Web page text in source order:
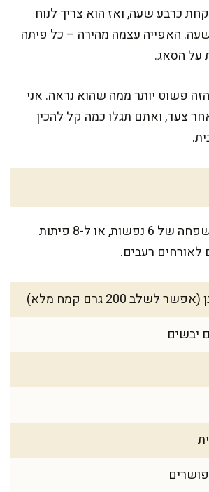
כרבע שעה, ואז הוא צריך לנוח
האפייה עצמה מהירה – כל פיתה
פשוט יותר ממה שהוא נראה. אני
צעד, ואתם תגלו כמה קל להכין
המתכון מספיק למשפחה של 6 נפשות, או ל-8 פיתות
לאורחים רעבים.